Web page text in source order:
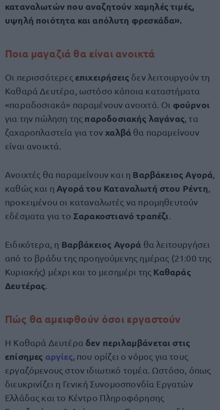
καταναλωτών που αναζητούν χαμηλές τιμές,
υψηλή ποιότητα και απόλυτη φρεσκάδα».
Ποια μαγαζιά θα είναι ανοικτά
Οι περισσότερες επιχειρήσεις δεν λειτουργούν τη
Καθαρά Δευτέρα, ωστόσο κάποια καταστήματα
«παραδοσιακά» παραμένουν ανοιχτά. Οι φούρνοι
για την πώληση της παροδοσιακής λαγάνας , τα
ζαχαροπλαστεία για τον χαλβά θα παραμείνουν
είναι ανοικτά.
Ανοιχτές θα παραμείνουν και η Βαρβάκειος Αγορά
καθώς και η Αγορά του Καταναλωτή στου Ρέντη
προκειμένου οι καταναλωτές να προμηθευτούν
εδέσματα για το Σαρακοστιανό τραπέζι
Ειδικότερα, η Βαρβάκειος Αγορά θα λειτουργήσει
από το βράδυ της προηγούμενης ημέρας (21:00 της
Κυριακής) μέχρι και το μεσημέρι της Καθαράς
Δευτέρας
Πώς θα αμειφθούν όσοι εργαστούν
Η Καθαρά Δευτέρα δεν περιλαμβάνεται στις
επίσημες αργίες,που ορίζει ο νόμος για τους
εργαζόμενους στον ιδιωτικό τομέα. Ωστόσο, όπως
διευκρινίζει η Γενική Συνομοσπονδία Εργατών
Ελλάδας και το Κέντρο Πληροφόρησης